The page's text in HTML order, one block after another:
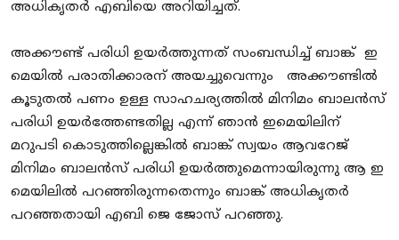
അധികൃതർ എബിയെ അറിയിച്ചത്.
അക്കൗണ്ട് പരിധി ഉയർത്തുന്നത് സംബന്ധിച്ച് ബാങ്ക് ഇ
മെയിൽ പരാതിക്കാരന് അയച്ചുവെന്നും അക്കൗണ്ടിൽ
കൂടുതൽ പണം ഉള്ള സാഹചര്യത്തിൽ മിനിമം ബാലൻസ്
പരിധി ഉയർത്തേണ്ടതില്ല എന്ന് ഞാൻ ഇമെയിലിന്
മറുപടി കൊടുത്തില്ലെങ്കിൽ ബാങ്ക് സ്വയം ആവറേജ്
മിനിമം ബാലൻസ് പരിധി ഉയർത്തുമെന്നായിരുന്നു ആ ഇ
മെയിലിൽ പറഞ്ഞിരുന്നതെന്നും ബാങ്ക് അധികൃതർ
പറഞ്ഞതായി എബി ജെ ജോസ് പറഞ്ഞു.